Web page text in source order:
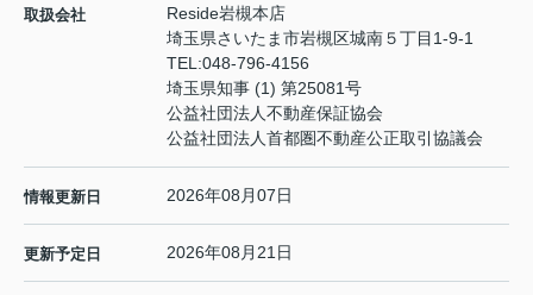
取扱会社
Reside岩槻本店
埼玉県さいたま市岩槻区城南５丁目1-9-1
TEL:048-796-4156
埼玉県知事 (1) 第25081号
公益社団法人不動産保証協会
公益社団法人首都圏不動産公正取引協議会
情報更新日 2026年08月07日
更新予定日 2026年08月21日